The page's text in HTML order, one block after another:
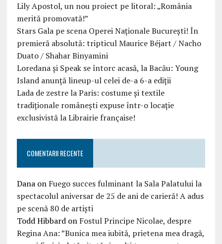
Lily Apostol, un nou proiect pe litoral: „România
merită promovată!”
Stars Gala pe scena Operei Naționale București! În
premieră absolută: tripticul Maurice Béjart / Nacho
Duato / Shahar Binyamini
Loredana și Speak se întorc acasă, la Bacău: Young
Island anunță lineup-ul celei de-a 6-a ediții
Lada de zestre la Paris: costume și textile
tradiționale românești expuse într-o locație
exclusivistă la Librairie française!
COMENTARII RECENTE
Danaon Fuego succes fulminant la Sala Palatului la
spectacolul aniversar de 25 de ani de carieră! A adus
pe scenă 80 de artiști
Todd Hibbardon Fostul Principe Nicolae, despre
Regina Ana: ”Bunica mea iubită, prietena mea dragă,